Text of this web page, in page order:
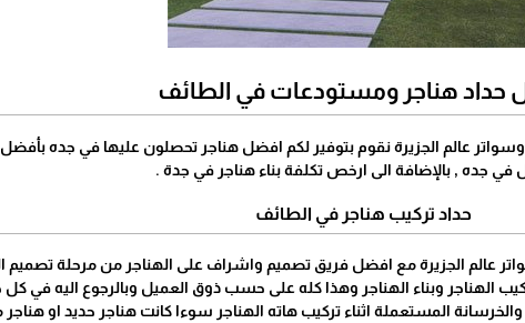
حداد هناجر ومستودعات في الطائف
عالم الجزيرة نقوم بتوفير لكم افضل هناجر تحصلون عليها في جده بأفضل
في جده , بالإضافة الى ارخص تكلفة بناء هناجر في جدة .
حداد تركيب هناجر في الطائف
الجزيرة مع افضل فريق تصميم واشراف على الهناجر من مرحلة تصميم
الهناجر وبناء الهناجر وهذا كله على حسب ذوق العميل وبالرجوع اليه
المستعملة اثناء تركيب هاته الهناجر سوءا كانت هناجر حديد او